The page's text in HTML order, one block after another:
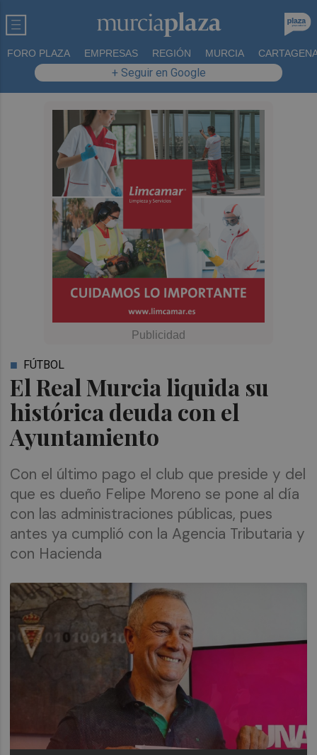
FORO PLAZA EMPRESAS REGIÓN MURCIA
+ Seguir en Google
El Real Murcia liquida su
histórica deuda con el
Ayuntamiento
FÚTBOL
Con el último pago el club que preside y del
que es dueño Felipe Moreno se pone al día
con las administraciones públicas, pues
antes ya cumplió con la Agencia Tributaria y
con Hacienda